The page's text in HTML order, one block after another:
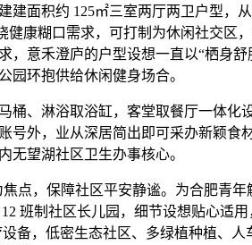
建面积约 125㎡三室两厅两卫户型，
健康糊口需求，可打制为休闲社交区
，意禾澄庐的户型设想一直以“栖身
园环抱供给休闲健身场合。
淋浴取浴缸，客堂取餐厅一体化设
号外，业从深居简出即可采办新颖食
无望湖社区卫生办事核心。
，保障社区平安静谧。为合肥青年
班制社区长儿园，细节设想贴心适
备，低密生态社区、多绿植种植、